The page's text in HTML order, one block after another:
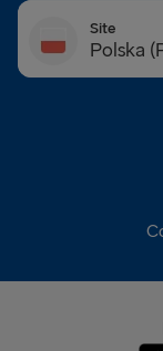
Site
Polska
France